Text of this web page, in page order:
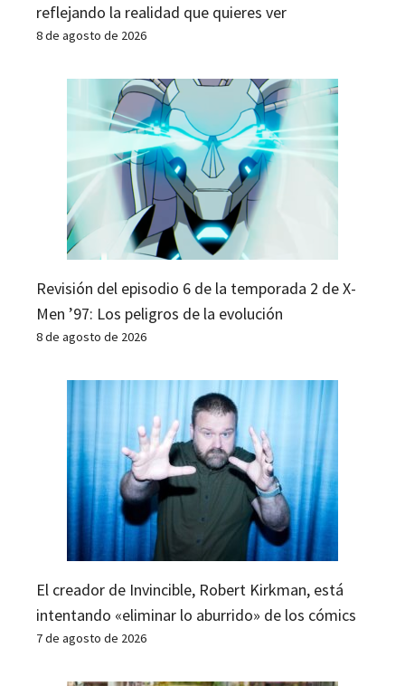
reflejando la realidad que quieres ver
8 de agosto de 2026
Revisión del episodio 6 de la temporada 2 de X-
Men ’97: Los peligros de la evolución
8 de agosto de 2026
El creador de Invincible, Robert Kirkman, está
intentando «eliminar lo aburrido» de los cómics
7 de agosto de 2026